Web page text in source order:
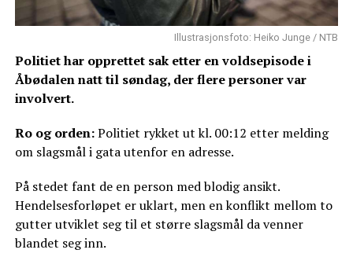
Illustrasjonsfoto: Heiko Junge / NTB
Politiet har opprettet sak etter en voldsepisode i
Åbødalen natt til søndag, der flere personer var
involvert.
Ro og orden:Politiet rykket ut kl. 00:12 etter melding
om slagsmål i gata utenfor en adresse.
På stedet fant de en person med blodig ansikt.
Hendelsesforløpet er uklart, men en konflikt mellom to
gutter utviklet seg til et større slagsmål da venner
blandet seg inn.